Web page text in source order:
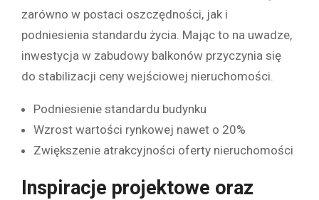
zarówno w postaci oszczędności, jak i
podniesienia standardu życia. Mając to na uwadze,
inwestycja w zabudowy balkonów przyczynia się
do stabilizacji ceny wejściowej nieruchomości.
Podniesienie standardu budynku
Wzrost wartości rynkowej nawet o 20%
Zwiększenie atrakcyjności oferty nieruchomości
Inspiracje projektowe oraz